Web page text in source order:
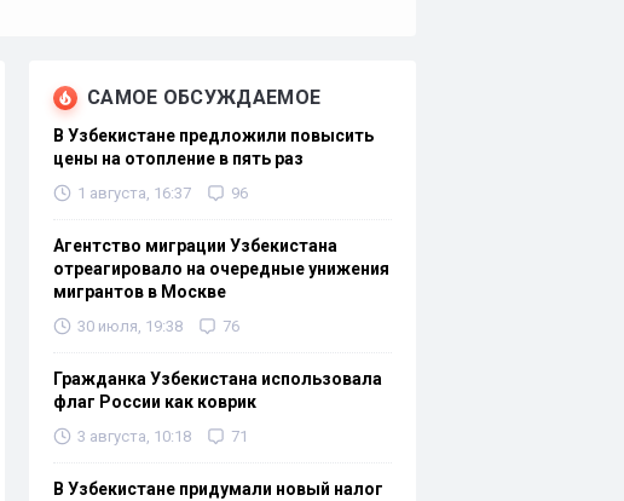
САМОЕ ОБСУЖДАЕМОЕ
В Узбекистане предложили повысить
цены на отопление в пять раз
1 августа, 16:37 96
Агентство миграции Узбекистана
отреагировало на очередные унижения
мигрантов в Москве
30 июля, 19:38 76
Гражданка Узбекистана использовала
флаг России как коврик
3 августа, 10:18 71
В Узбекистане придумали новый налог